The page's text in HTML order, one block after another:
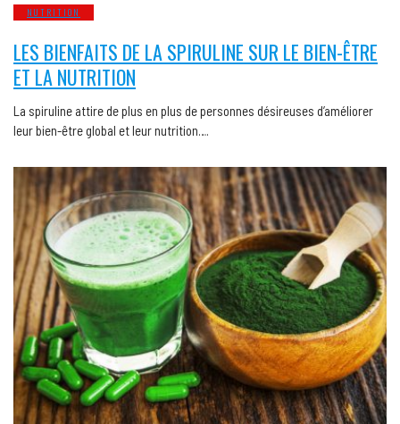
NUTRITION
LES BIENFAITS DE LA SPIRULINE SUR LE BIEN-ÊTRE
ET LA NUTRITION
La spiruline attire de plus en plus de personnes désireuses d’améliorer
leur bien-être global et leur nutrition….